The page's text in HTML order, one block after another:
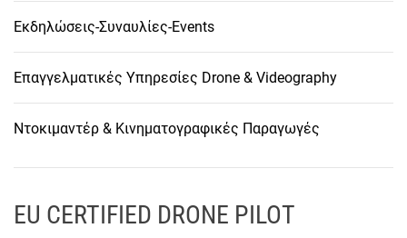
Εκδηλώσεις-Συναυλίες-Events
Επαγγελματικές Υπηρεσίες Drone & Videography
Ντοκιμαντέρ & Κινηματογραφικές Παραγωγές
EU CERTIFIED DRONE PILOT